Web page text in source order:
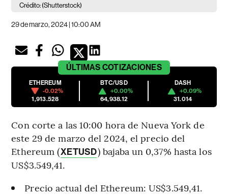
Crédito: (Shutterstock)
29 de marzo, 2024 | 10:00 AM
ÚLTIMAS COTIZACIONES
ETHEREUM
-0.02%
1,913.528
BTC/USD
+0.00%
64,938.12
DASH
+0.09%
31.014
Con corte a las 10:00 hora de Nueva York de
este 29 de marzo del 2024, el precio del
Ethereum (XETUSD) bajaba un 0,37% hasta los
US$3.549,41.
Precio actual del Ethereum: US$3.549,41.